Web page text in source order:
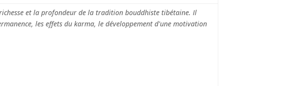
et la profondeur de la tradition bouddhiste tibétaine. Il
les effets du karma, le développement d'une motivation